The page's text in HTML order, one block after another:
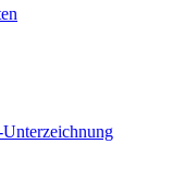
Unterzeichnung